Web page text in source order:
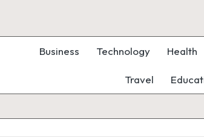
Business Technology Health
Travel